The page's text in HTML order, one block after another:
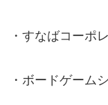
・すなばコーポ
・ボードゲーム